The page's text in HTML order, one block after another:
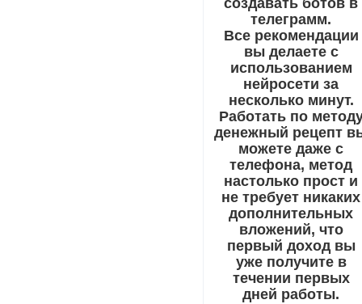
создавать ботов в
телеграмм.
Все рекомендации
вы делаете с
использованием
нейросети за
несколько минут.
Работать по
денежный рецепт
можете даже с
телефона, метод
настолько прост и
не требует никаких
дополнительных
вложений, что
первый доход вы
уже получите в
течении первых
дней работы.